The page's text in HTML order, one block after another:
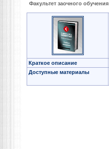
Факультет заочного обучения
Краткое описание
Доступные материалы